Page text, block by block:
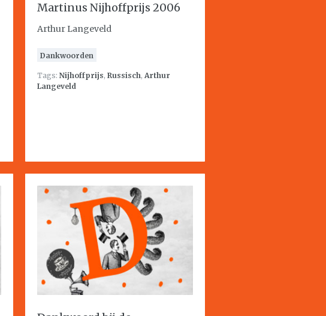
Martinus Nijhoffprijs 2006
Arthur Langeveld
Dankwoorden
Tags: Nijhoffprijs, Russisch, Arthur
Langeveld